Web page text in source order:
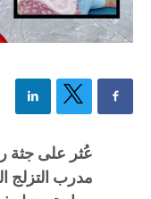
عُثر على جثة